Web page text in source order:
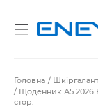
Головна
Щоденник А5 2026
стор.